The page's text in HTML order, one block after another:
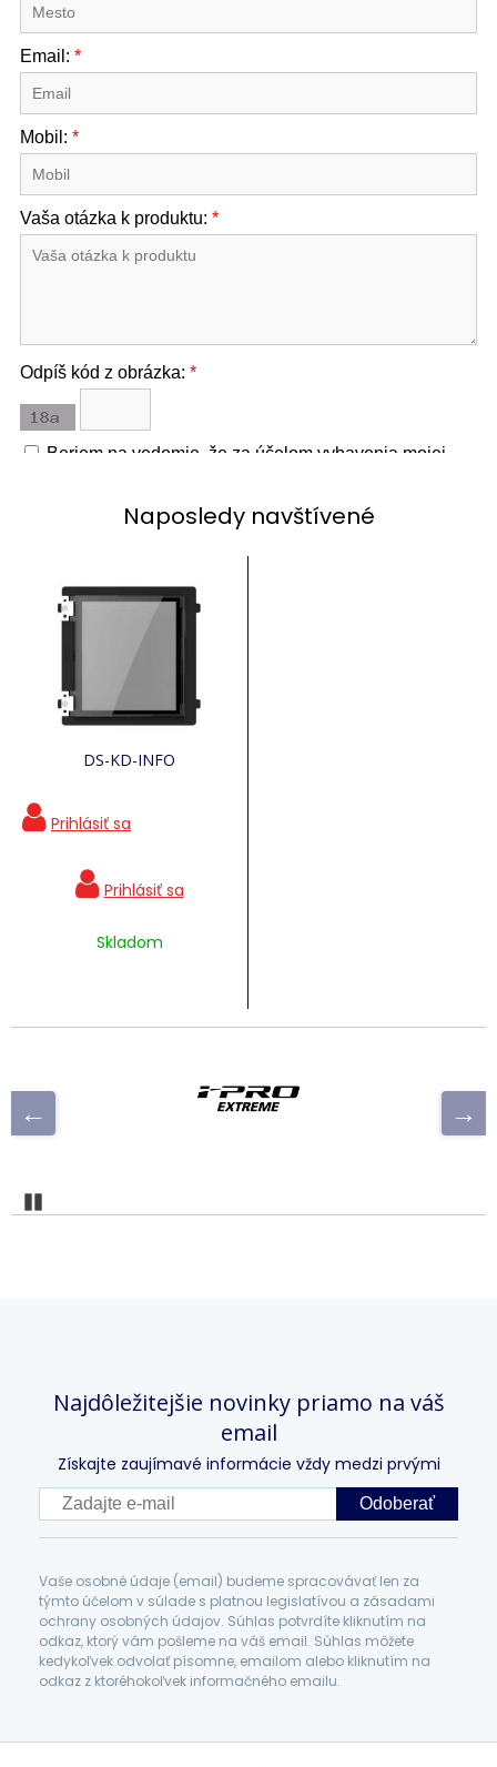
Naposledy navštívené
DS-KD-INFO
Skladom
Najdôležitejšie novinky priamo na váš
email
Získajte zaujímavé informácie vždy medzi prvými
Odoberať
Vaše osobné údaje (email) budeme spracovávať len za
týmto účelom v súlade s platnou legislatívou a zásadami
ochrany osobných údajov. Súhlas potvrdíte kliknutím na
odkaz, ktorý vám pošleme na váš email. Súhlas môžete
kedykoľvek odvolať písomne, emailom alebo kliknutím na
odkaz z ktoréhokoľvek informačného emailu.